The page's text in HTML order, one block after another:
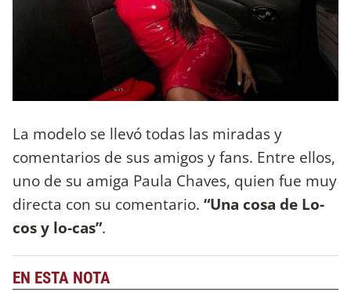
La modelo se llevó todas las miradas y
comentarios de sus amigos y fans. Entre ellos,
uno de su amiga Paula Chaves, quien fue muy
directa con su comentario. “Una cosa de Lo-
cos y lo-cas”.
EN ESTA NOTA